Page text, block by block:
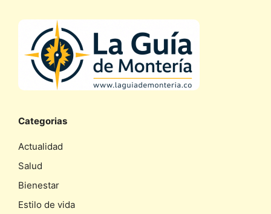
Categorias
Actualidad
Salud
Bienestar
Estilo de vida